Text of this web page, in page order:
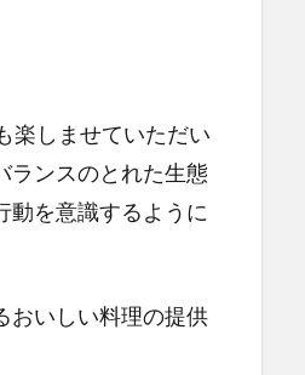
楽しませていただい
ランスのとれた生態
動を意識するように
おいしい料理の提供